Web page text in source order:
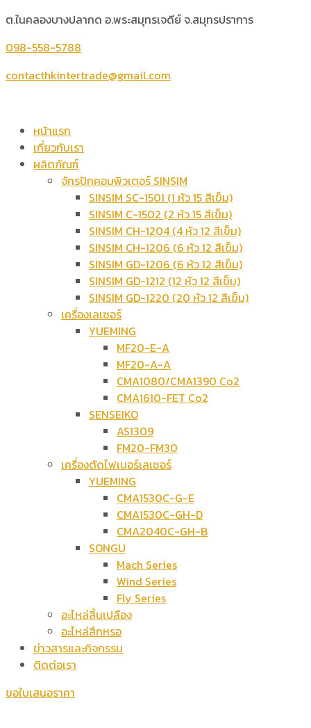
ต.ในคลองบางปลากด อ.พระสมุทรเจดีย์ จ.สมุทรปราการ
098-558-5788
contacthkintertrade@gmail.com
หน้าแรก
เกี่ยวกับเรา
ผลิตภัณฑ์
จักรปักคอมพิวเตอร์ SINSIM
SINSIM SC-1501 (1 หัว 15 สีเข็ม)
SINSIM C-1502 (2 หัว 15 สีเข็ม)
SINSIM CH-1204 (4 หัว 12 สีเข็ม)
SINSIM CH-1206 (6 หัว 12 สีเข็ม)
SINSIM GD-1206 (6 หัว 12 สีเข็ม)
SINSIM GD-1212 (12 หัว 12 สีเข็ม)
SINSIM GD-1220 (20 หัว 12 สีเข็ม)
เครื่องเลเซอร์
YUEMING
MF20-E-A
MF20-A-A
CMA1080/CMA1390 Co2
CMA1610-FET Co2
SENSEIKO
AS1309
FM20-FM30
เครื่องตัดไฟเบอร์เลเซอร์
YUEMING
CMA1530C-G-E
CMA1530C-GH-D
CMA2040C-GH-B
SONGU
Mach Series
Wind Series
Fly Series
อะไหล่สิ้นเปลือง
อะไหล่สึกหรอ
ข่าวสารและกิจกรรม
ติดต่อเรา
ขอใบเสนอราคา